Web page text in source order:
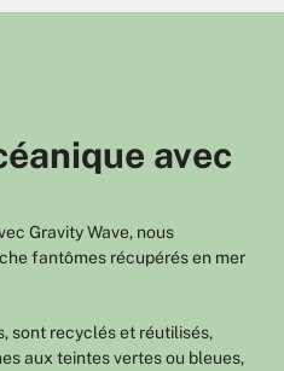
avec
Gravity Wave, nous
fantômes récupérés en mer
sont recyclés et réutilisés,
aux teintes vertes ou bleues,